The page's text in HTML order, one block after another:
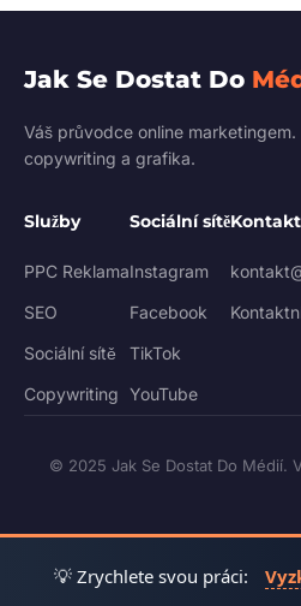
Jak Se Dostat Do
Váš průvodce online marketingem.
copywriting a grafika.
Služby
PPC Reklama
SEO
Sociální sítě
Copywriting
Sociální sítě
Instagram
Facebook
TikTok
YouTube
Kontakt
© 2025 Jak Se Dostat Do Médií.
💡 Zrychlete svou práci: